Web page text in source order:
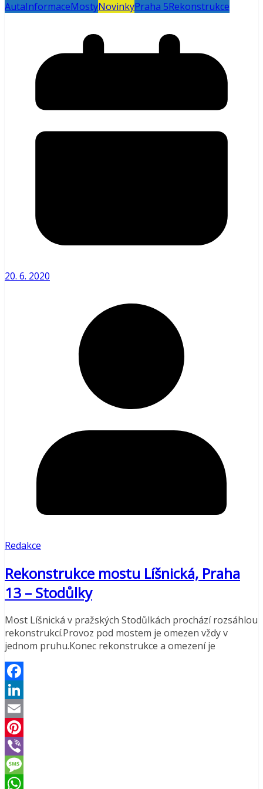
AutaInformaceMostyNovinkyPraha 5Rekonstrukce
20. 6. 2020
Redakce
Rekonstrukce mostu Líšnická, Praha
13 – Stodůlky
Most Líšnická v pražských Stodůlkách prochází rozsáhlou
rekonstrukcí.Provoz pod mostem je omezen vždy v
jednom pruhu.Konec rekonstrukce a omezení je
Facebook
LinkedIn
Email
Pinterest
Viber
Message